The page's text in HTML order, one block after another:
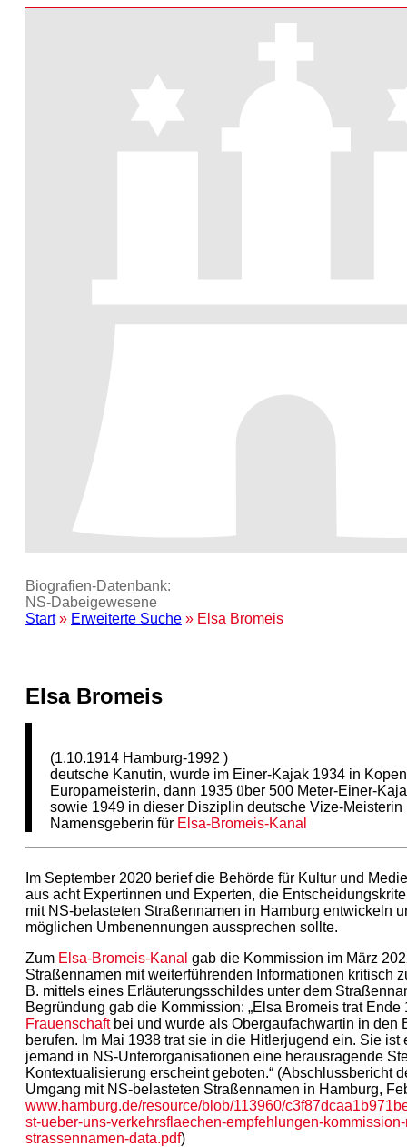
Biografien-Datenbank:
NS‑Dabeigewesene
Start» Erweiterte Suche » Elsa Bromeis
Elsa Bromeis
(1.10.1914 Hamburg-1992 )
deutsche Kanutin, wurde im Einer-Kajak 1934 in
Europameisterin, dann 1935 über 500 Meter-Einer-
sowie 1949 in dieser Disziplin deutsche Vize-Meisterin
Namensgeberin für Elsa-Bromeis-Kanal
Im September 2020 berief die Behörde für Kultur und
aus acht Expertinnen und Experten, die
mit NS-belasteten Straßennamen in Hamburg entwickeln
möglichen Umbenennungen aussprechen sollte.
Zum Elsa-Bromeis-Kanal gab die Kommission im März
Straßennamen mit weiterführenden Informationen kritisch
B. mittels eines Erläuterungsschildes unter dem
Begründung gab die Kommission: „Elsa Bromeis trat
Frauenschaftbei und wurde als Obergaufachwartin in den
berufen. Im Mai 1938 trat sie in die Hitlerjugend ein. Sie ist
jemand in NS-Unterorganisationen eine herausragende
Kontextualisierung erscheint geboten.“ (Abschlussbericht
Umgang mit NS-belasteten Straßennamen in Hamburg,
www.hamburg.de/resource/blob/113960/
st-ueber-uns-verkehrsflaechen-empfehlungen-
strassennamen-data.pdf)